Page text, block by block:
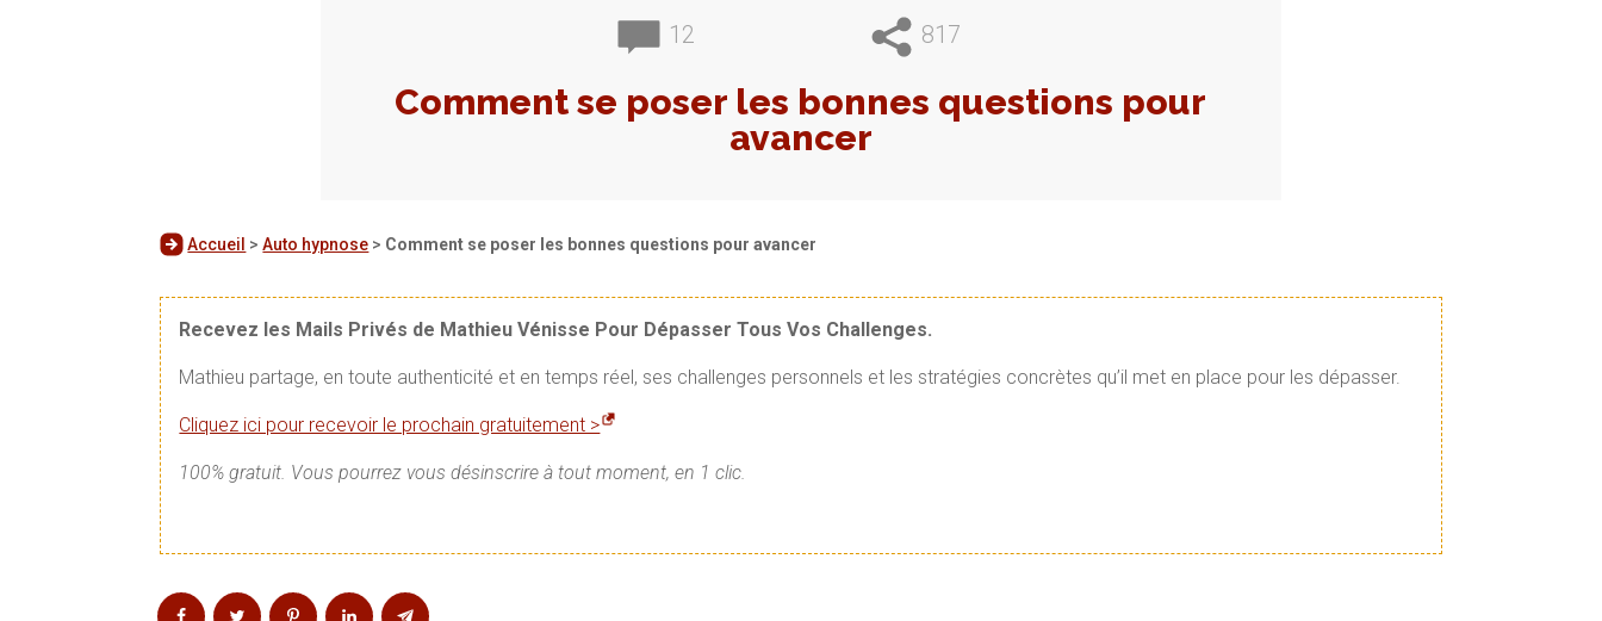
12 817
Comment se poser les bonnes questions pour
avancer
Accueil >Auto hypnose > Comment se poser les bonnes questions pour avancer
Recevez les Mails Privés de Mathieu Vénisse Pour Dépasser Tous Vos Challenges.
Mathieu partage, en toute authenticité et en temps réel, ses challenges personnels et les stratégies concrètes qu’il met en place pour les dépasser.
Cliquez ici pour recevoir le prochain gratuitement >
100% gratuit. Vous pourrez vous désinscrire à tout moment, en 1 clic.